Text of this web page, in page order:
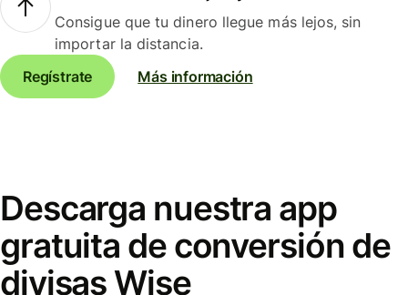
Consigue que tu dinero llegue más lejos, sin
importar la distancia.
Regístrate
Más información
Descarga nuestra app
gratuita de conversión de
divisas Wise